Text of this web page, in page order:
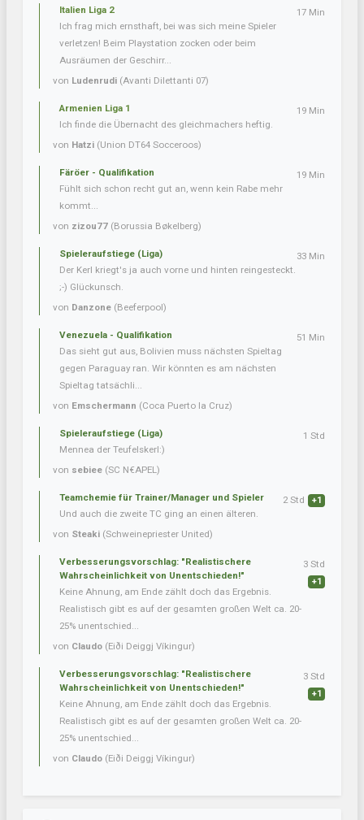
Italien Liga 2
Ich frag mich ernsthaft, bei was sich meine Spieler
verletzen! Beim Playstation zocken oder beim
Ausräumen der Geschirr...
von Ludenrudi (Avanti Dilettanti 07)
17 Min
Armenien Liga 1
Ich finde die Übernacht des gleichmachers heftig.
von Hatzi (Union DT64 Socceroos)
19 Min
Färöer - Qualifikation
Fühlt sich schon recht gut an, wenn kein Rabe mehr
kommt...
von zizou77 (Borussia Bøkelberg)
19 Min
Spieleraufstiege (Liga)
Der Kerl kriegt's ja auch vorne und hinten reingesteckt.
;-) Glückunsch.
von Danzone (Beeferpool)
33 Min
Venezuela - Qualifikation
Das sieht gut aus, Bolivien muss nächsten Spieltag
gegen Paraguay ran. Wir könnten es am nächsten
Spieltag tatsächli...
von Emschermann (Coca Puerto la Cruz)
51 Min
Spieleraufstiege (Liga)
Mennea der Teufelskerl:)
von sebiee (SC N€APEL)
1 Std
Teamchemie für Trainer/Manager und Spieler
Und auch die zweite TC ging an einen älteren.
von Steaki (Schweinepriester United)
2 Std +1
Verbesserungsvorschlag: "Realistischere
Wahrscheinlichkeit von Unentschieden!"
Keine Ahnung, am Ende zählt doch das Ergebnis.
Realistisch gibt es auf der gesamten großen Welt ca. 20-
25% unentschied...
von Claudo (Eiði Deiggj Víkingur)
3 Std
+1
Verbesserungsvorschlag: "Realistischere
Wahrscheinlichkeit von Unentschieden!"
Keine Ahnung, am Ende zählt doch das Ergebnis.
Realistisch gibt es auf der gesamten großen Welt ca. 20-
25% unentschied...
von Claudo (Eiði Deiggj Víkingur)
3 Std
+1